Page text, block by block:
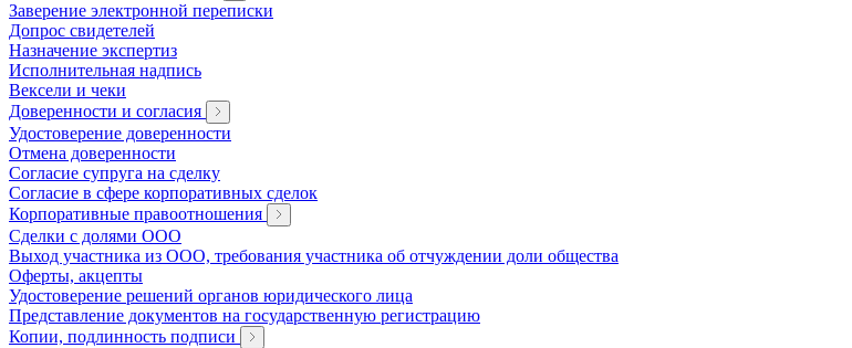
Заверение электронной переписки
Допрос свидетелей
Назначение экспертиз
Исполнительная надпись
Вексели и чеки
Доверенности и согласия
Удостоверение доверенности
Отмена доверенности
Согласие супруга на сделку
Согласие в сфере корпоративных сделок
Корпоративные правоотношения
Сделки с долями ООО
Выход участника из ООО, требования участника об отчуждении доли общества
Оферты, акцепты
Удостоверение решений органов юридического лица
Представление документов на государственную регистрацию
Копии, подлинность подписи